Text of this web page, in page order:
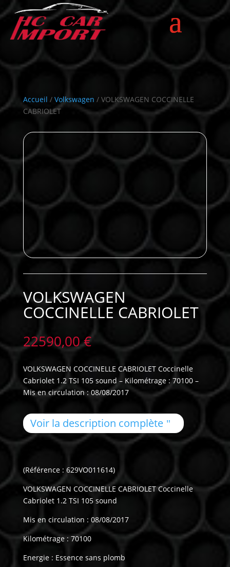
Accueil / Volkswagen / VOLKSWAGEN COCCINELLE
CABRIOLET
VOLKSWAGEN
COCCINELLE CABRIOLET
22590,00€
VOLKSWAGEN COCCINELLE CABRIOLET Coccinelle
Cabriolet 1.2 TSI 105 sound – Kilométrage : 70100 –
Mis en circulation : 08/08/2017
Voir la description complète
(Référence : 629VO011614)
VOLKSWAGEN COCCINELLE CABRIOLET Coccinelle
Cabriolet 1.2 TSI 105 sound
Mis en circulation : 08/08/2017
Kilométrage : 70100
Energie : Essence sans plomb